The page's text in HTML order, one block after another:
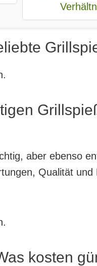
aber ebenso
Qualität
kosten